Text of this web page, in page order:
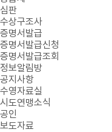
심판
수상구조사
증명서발급
증명서발급신청
증명서발급조회
정보알림방
공지사항
수영자료실
시도연맹소식
공인
보도자료